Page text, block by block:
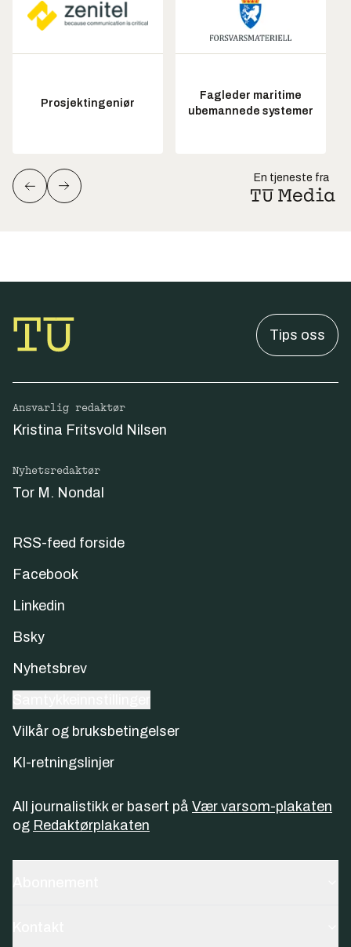
Prosjektingeniør
Fagleder maritime
ubemannede systemer
En tjeneste fra
Tips oss
Ansvarlig redaktør
Kristina Fritsvold Nilsen
Nyhetsredaktør
Tor M. Nondal
RSS-feed forside
Facebook
Linkedin
Bsky
Nyhetsbrev
Vilkår og bruksbetingelser
KI-retningslinjer
All journalistikk er basert på Vær varsom-plakaten
og Redaktørplakaten